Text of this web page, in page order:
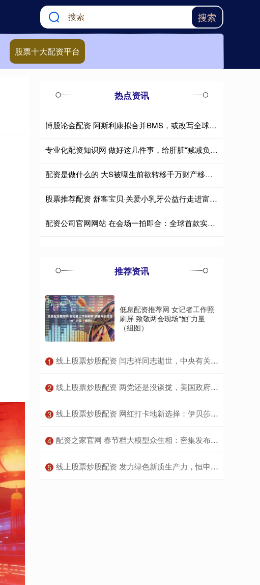
搜索
股票十大配资平台
热点资讯
博股论金配资 阿斯利康拟合并BMS，或改写全球医药增长逻辑
专业化配资知识网 做好这几件事，给肝脏“减减负”！日常护肝养肝指南请收好
配资是做什么的 大S被曝生前欲转移千万财产移居韩国，S妈怒斥一派胡言
股票推荐配资 舒客宝贝·关爱小乳牙公益行走进富宁县木央镇睦伦中心小学，把健康笑容种进孩子心里
配资公司官网网站 在会场一拍即合：全球首款实体瘤CAR-T背后的八年
推荐资讯
低息配资推荐网 女记者工作照
刷屏 致敬两会现场“她”力量
（组图）
1 ​线上股票炒股配资 闫志祥同志逝世，中央有关领导同志以不同方式表示哀悼
2 ​线上股票炒股配资 两党还是没谈拢，美国政府继续关门，特朗普：我要和中国好好谈谈
3 ​线上股票炒股配资 网红打卡地新选择：伊贝莎无边透明泳池解锁文旅传播新流量
4 ​配资之家官网 春节档大模型众生相：密集发布，纯参数竞赛已终结，梁文锋能炸场？
5 ​线上股票炒股配资 发力绿色新质生产力，恒申集团与东丽TSD合作共推纺织业可持续发展